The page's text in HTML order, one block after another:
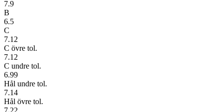
7.9
B
6.5
C
7.12
C övre tol.
7.12
C undre tol.
6.99
Hål undre tol.
7.14
Hål övre tol.
7.22